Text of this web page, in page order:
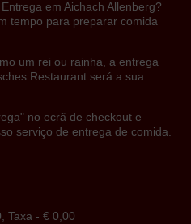
em Aichach Allenberg?
tempo para preparar comida
um rei ou rainha, a entrega
Restaurant será a sua
no ecrã de checkout e
serviço de entrega de comida.
Taxa - € 0,00